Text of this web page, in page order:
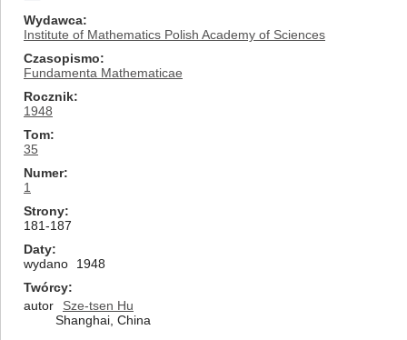
Wydawca
Institute of Mathematics Polish Academy of Sciences
Czasopismo
Fundamenta Mathematicae
Rocznik
1948
Tom
35
Numer
1
Strony
181-187
Daty
wydano
1948
Twórcy
autor
Sze-tsen Hu
Shanghai, China